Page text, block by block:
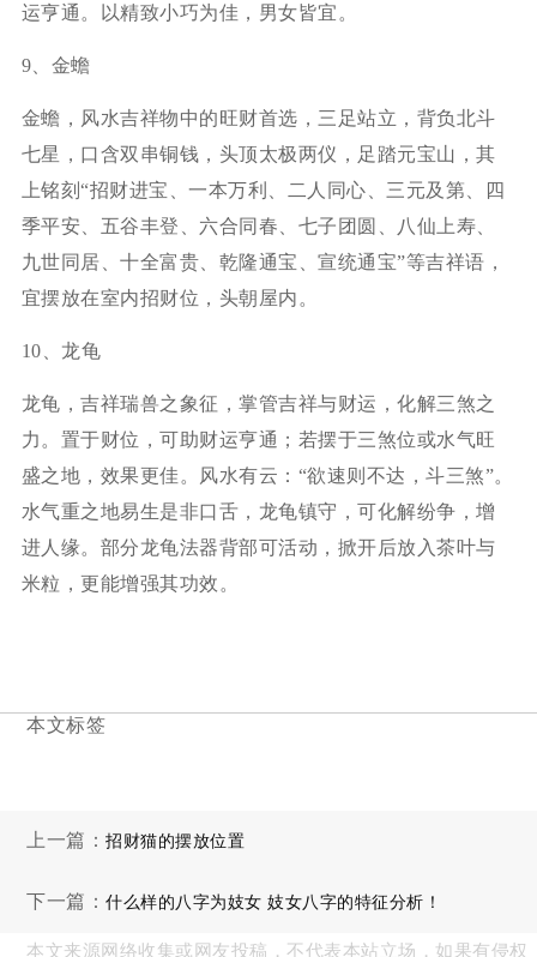
运亨通。以精致小巧为佳，男女皆宜。
9、金蟾
金蟾，风水吉祥物中的旺财首选，三足站立，背负北斗
七星，口含双串铜钱，头顶太极两仪，足踏元宝山，其
上铭刻“招财进宝、一本万利、二人同心、三元及第、四
季平安、五谷丰登、六合同春、七子团圆、八仙上寿、
九世同居、十全富贵、乾隆通宝、宣统通宝”等吉祥语，
宜摆放在室内招财位，头朝屋内。
10、龙龟
龙龟，吉祥瑞兽之象征，掌管吉祥与财运，化解三煞之
力。置于财位，可助财运亨通；若摆于三煞位或水气旺
盛之地，效果更佳。风水有云：“欲速则不达，斗三煞”。
水气重之地易生是非口舌，龙龟镇守，可化解纷争，增
进人缘。部分龙龟法器背部可活动，掀开后放入茶叶与
米粒，更能增强其功效。
本文标签
上一篇：招财猫的摆放位置
下一篇：什么样的八字为妓女 妓女八字的特征分析！
本文来源网络收集或网友投稿，不代表本站立场，如果有侵权